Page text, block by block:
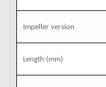
Impeller version
Length (mm)